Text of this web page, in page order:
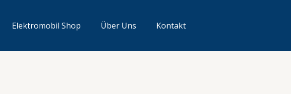
Elektromobil Shop Über Uns Kontakt